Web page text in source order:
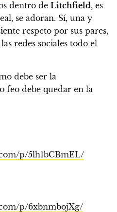
dentro de Litchfield, es
se adoran. Sí, una y
respeto por sus pares,
redes sociales todo el
debe ser la
feo debe quedar en la
p/5lh1bCBmEL/
p/6xbnmbojXg/